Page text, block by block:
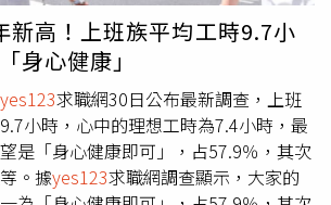
媽的生活疲勞指數首度突破80分，達到
自評已達滿分100分的極限狀態。若
公關、餐旅、醫護等高工時、高壓力行
83分。這份調查也反映了職場媽媽的心
現自評平均81.3分，顯示她們在職場的
對於「母親角色」的自評僅有48.5分，
零分。這種內在落差進一步形成長期焦
新高！上班族平均工時9.7小
心健康」
yes123求職網30日公布最新調查，上班
小時，心中的理想工時為7.4小時，最
是「身心健康即可」，占57.9％，其次
。據yes123求職網調查顯示，大家的